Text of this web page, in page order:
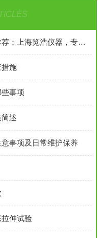
国产盐雾试验箱优质供应商推荐：上海览浩仪器，专业盐雾试验箱生产厂家
施
事项
述
事项及日常维护保养
伸试验